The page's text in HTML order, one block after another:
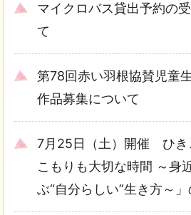
マイクロバス貸出予約の
て
第78回赤い羽根協賛児童
作品募集について
7月25日（土）開催 ひき
こもりも大切な時間 ～身
ぶ“自分らしい”生き方～